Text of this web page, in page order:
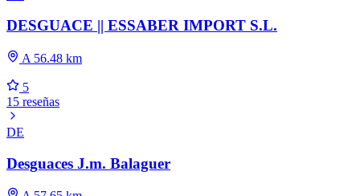
DESGUACE || ESSABER IMPORT S.L.
A 56.48 km
5
15 reseñas
DE
Desguaces J.m. Balaguer